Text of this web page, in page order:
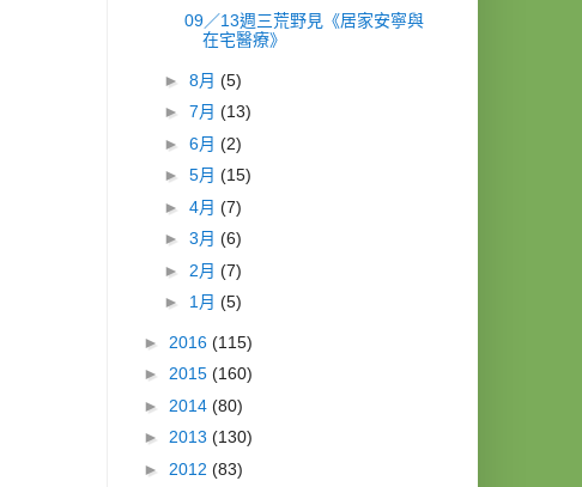
09／13週三荒野見《居家安寧與
在宅醫療》
► 8月 (5)
► 7月 (13)
► 6月 (2)
► 5月 (15)
► 4月 (7)
► 3月 (6)
► 2月 (7)
► 1月 (5)
► 2016 (115)
► 2015 (160)
► 2014 (80)
► 2013 (130)
► 2012 (83)